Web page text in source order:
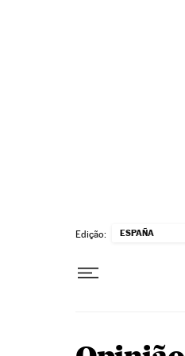
Edição: ESPAÑA